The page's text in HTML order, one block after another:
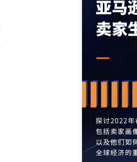
亚马逊变体 亚
亚马逊流量 亚
亚马逊品牌备案
亚马逊优惠券
亚马逊主题 差评
listing